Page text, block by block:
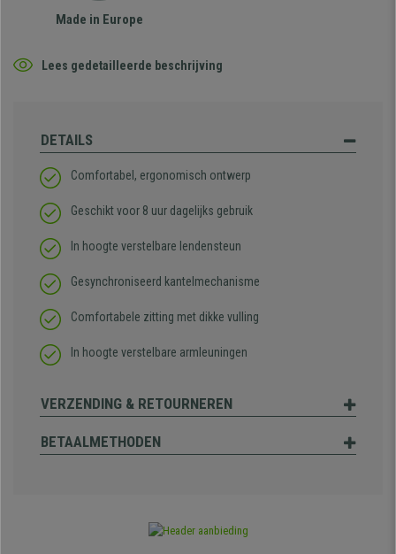
Made in Europe
Lees gedetailleerde beschrijving
DETAILS
Comfortabel, ergonomisch ontwerp
Geschikt voor 8 uur dagelijks gebruik
In hoogte verstelbare lendensteun
Gesynchroniseerd kantelmechanisme
Comfortabele zitting met dikke vulling
In hoogte verstelbare armleuningen
VERZENDING & RETOURNEREN
BETAALMETHODEN